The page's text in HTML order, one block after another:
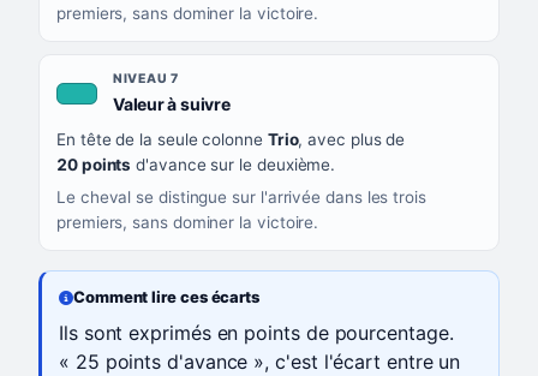
premiers, sans dominer la victoire.
NIVEAU 7
Valeur à suivre, couleur turquoise
En tête de la seule colonne Trio, avec plus de
20 points d'avance sur le deuxième.
Le cheval se distingue sur l'arrivée dans les trois
premiers, sans dominer la victoire.
Comment lire ces écarts
Ils sont exprimés en points de pourcentage.
« 25 points d'avance », c'est l'écart entre un